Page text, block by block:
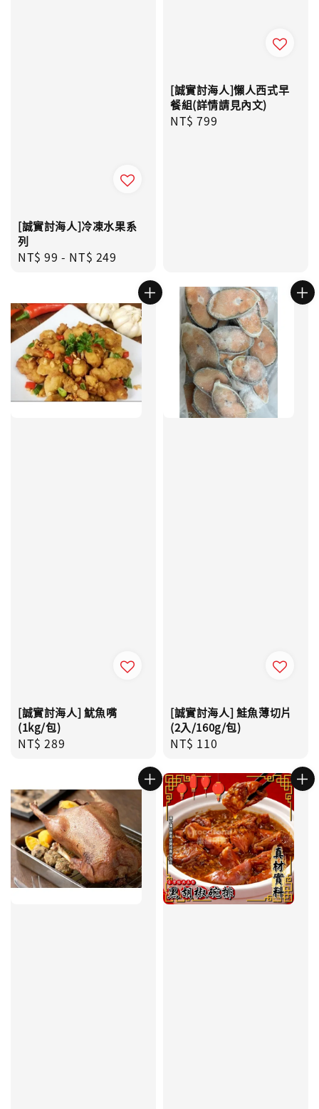
[誠實討海人]冷凍水果系
列
Regular
NT$ 99 - NT$ 249
[誠實討海人]懶人西式早
餐組(詳情請見內文)
Regular
NT$ 799
[誠實討海人] 魷魚嘴
(1kg/包)
Regular
NT$ 289
[誠實討海人] 鮭魚薄切片
(2入/160g/包)
Regular
NT$ 110